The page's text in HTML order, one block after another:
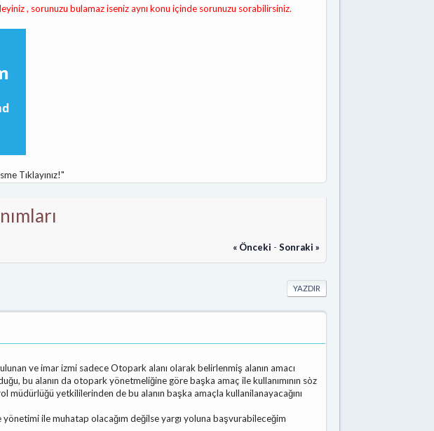
, sorunuzu bulamaz iseniz aynı konu içinde sorunuzu sorabilirsiniz.
Tıklayınız!"
« Önceki -Sonraki »
YAZDIR
ve imar izmi sadece Otopark alanı olarak belirlenmiş alanın amacı
bu alanın da otopark yönetmeliğine göre başka amaç ile kullanımının sòz
müdürlüğü yetkililerinden de bu alanın başka amaçla kullanilanayacağını
ile muhatap olacağım değilse yargı yoluna başvurabileceğim